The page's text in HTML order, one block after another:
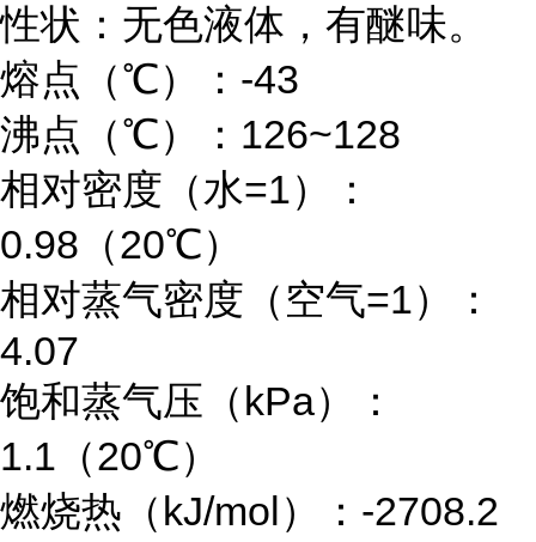
性状：无色液体，有醚味。
熔点（℃）： -43
沸点（℃）： 126~128
相对密度（水=1）：
0.98 （20℃）
相对蒸气密度（空气=1）：
4.07
饱和蒸气压（kPa）：
1.1 （20℃）
燃烧热（kJ/mol）： -2708.2